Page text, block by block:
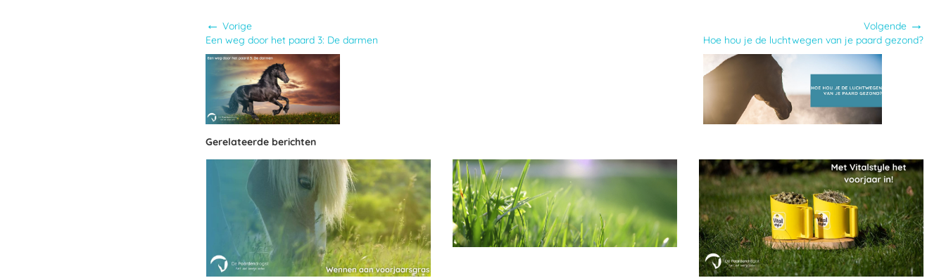
← Vorige
Een weg door het paard 3: De darmen
Volgende →
Hoe hou je de luchtwegen van je paard gezond?
Gerelateerde berichten